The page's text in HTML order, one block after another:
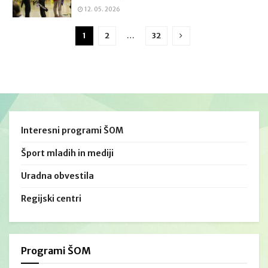
12. 05. 2026
1 2 … 32
Interesni programi ŠOM
Šport mladih in mediji
Uradna obvestila
Regijski centri
Programi ŠOM